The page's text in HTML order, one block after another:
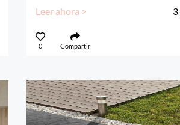
Leer ahora > 3
0 Compartir